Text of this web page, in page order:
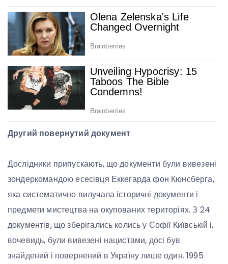
Другий повернутий документ
Дослідники припускають, що документи були вивезені
зондеркомандою есесівця Еккегарда фон Кюнсберга,
яка систематично вилучала історичні документи і
предмети мистецтва на окупованих територіях. З 24
документів, що зберігались колись у Софії Київській і,
вочевидь, були вивезені нацистами, досі був
знайдений і повернений в Україну лише один. 1995